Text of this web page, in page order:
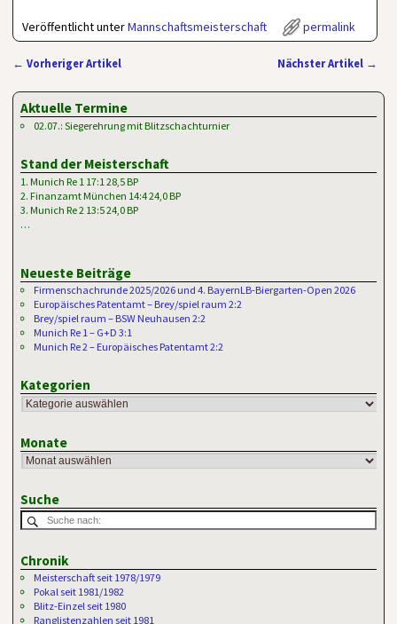
Veröffentlicht unterMannschaftsmeisterschaft permalink
← Vorheriger Artikel Nächster Artikel →
Aktuelle Termine
02.07.: Siegerehrung mit Blitzschachturnier
Stand der Meisterschaft
1. Munich Re 1 17:1 28,5 BP
2. Finanzamt München 14:4 24,0 BP
3. Munich Re 2 13:5 24,0 BP
…
Neueste Beiträge
Firmenschachrunde 2025/2026 und 4. BayernLB-Biergarten-Open 2026
Europäisches Patentamt – Brey/spiel raum 2:2
Brey/spiel raum – BSW Neuhausen 2:2
Munich Re 1 – G+D 3:1
Munich Re 2 – Europäisches Patentamt 2:2
Kategorien
Monate
Suche
Chronik
Meisterschaft seit 1978/1979
Pokal seit 1981/1982
Blitz-Einzel seit 1980
Ranglistenzahlen seit 1981